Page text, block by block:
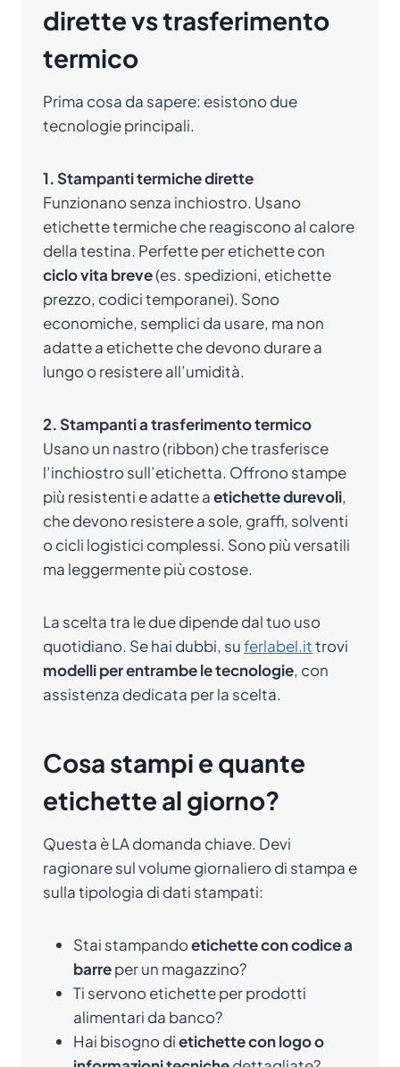
dirette vs trasferimento
termico
Prima cosa da sapere: esistono due
tecnologie principali.
1. Stampanti termiche dirette
Funzionano senza inchiostro. Usano
etichette termiche che reagiscono al calore
della testina. Perfette per etichette con
ciclo vita breve(es. spedizioni, etichette
prezzo, codici temporanei). Sono
economiche, semplici da usare, ma non
adatte a etichette che devono durare a
lungo o resistere all’umidità.
2. Stampanti a trasferimento termico
Usano un nastro (ribbon) che trasferisce
l’inchiostro sull’etichetta. Offrono stampe
più resistenti e adatte aetichette durevoli,
che devono resistere a sole, graffi, solventi
o cicli logistici complessi. Sono più versatili
ma leggermente più costose.
La scelta tra le due dipende dal tuo uso
quotidiano. Se hai dubbi, suferlabel.ittrovi
modelli per entrambe le tecnologie, con
assistenza dedicata per la scelta.
Cosa stampi e quante
etichette al giorno?
Questa è LA domanda chiave. Devi
ragionare sul volume giornaliero di stampa e
sulla tipologia di dati stampati:
Stai stampandoetichette con codice a
barreper un magazzino?
Ti servono etichette per prodotti
alimentari da banco?
Hai bisogno dietichette con logo o